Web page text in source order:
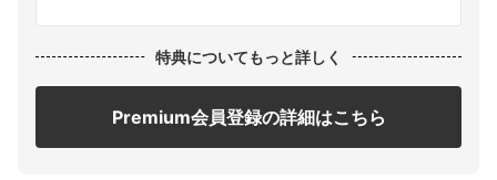
特典についてもっと詳しく
Premium会員登録の詳細はこちら